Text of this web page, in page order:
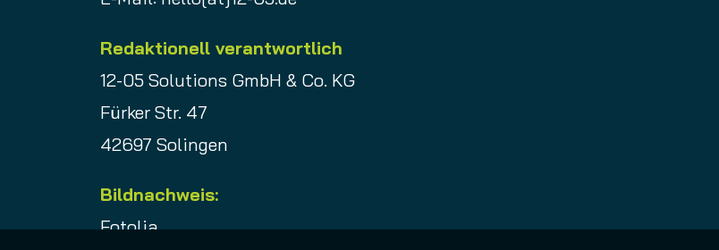
Redaktionell verantwortlich
12-05 Solutions GmbH & Co. KG
Fürker Str. 47
42697 Solingen
Bildnachweis:
Fotolia